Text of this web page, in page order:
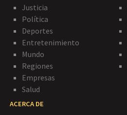
Justicia
Política
Deportes
Entretenimiento
Mundo
Regiones
Empresas
Salud
ACERCA DE